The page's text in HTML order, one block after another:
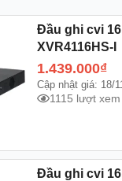
Đầu ghi cvi
XVR4116HS-I
1.439.000₫
Cập nhật giá: 18/
1115 lượt xem
Đầu ghi cvi